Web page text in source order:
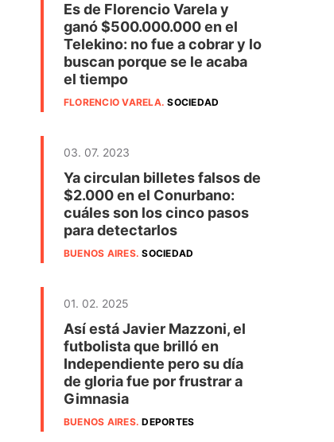
Es de Florencio Varela y
ganó $500.000.000 en el
Telekino: no fue a cobrar y lo
buscan porque se le acaba
el tiempo
FLORENCIO VARELA.SOCIEDAD
03. 07. 2023
Ya circulan billetes falsos de
$2.000 en el Conurbano:
cuáles son los cinco pasos
para detectarlos
BUENOS AIRES.SOCIEDAD
01. 02. 2025
Así está Javier Mazzoni, el
futbolista que brilló en
Independiente pero su día
de gloria fue por frustrar a
Gimnasia
BUENOS AIRES.DEPORTES